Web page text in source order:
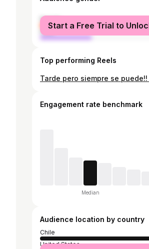
female
male
Start a Free Trial to
Top performing Reels
Engagement rate benchmark
Median
Audience location by country
Chile
United States